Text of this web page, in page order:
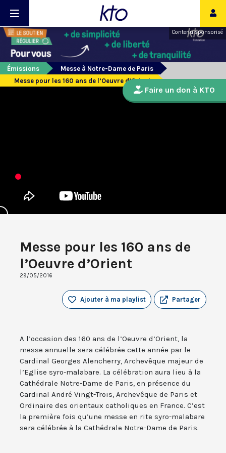
Contenu sponsorisé
Émissions
Messe à Notre-Dame de Paris
Messe pour les 160 ans de l’Oeuvre d’Orient
Messe pour les 160 ans de
l’Oeuvre d’Orient
29/05/2016
Partager
Ajouter à ma playlist
A l’occasion des 160 ans de l’Oeuvre d’Orient, la
messe annuelle sera célébrée cette année par le
Cardinal Georges Alencherry, Archevêque majeur de
l’Eglise syro-malabare. La célébration aura lieu à la
Cathédrale Notre-Dame de Paris, en présence du
Cardinal André Vingt-Trois, Archevêque de Paris et
Ordinaire des orientaux catholiques en France. C’est
la première fois qu’une messe en rite syro-malabare
sera célébrée à la Cathédrale Notre-Dame de Paris.
Faire un don à KTO